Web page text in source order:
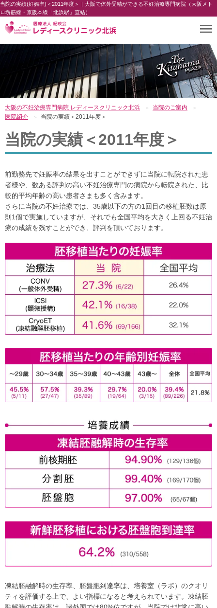
当院の実績(妊娠率)＜2011年度＞｜大阪で体外受精ができる不妊治療専門病院（大阪メト
ロ堺筋線・京阪本線「北浜駅」直結）
大阪の不妊治療専門病院 レディースクリニック北浜
当院のご案内
医院紹介
当院の実績＜2011年度＞
当院の実績＜2011年度＞
前勤務先で妊娠率の結果を出すことができずに当院に転院された患
者様や、数ある評判の高い不妊治療専門の病院から転院された、比
較的平均年齢の高い患者さまも多く含みます。
さらに当院の不妊治療では、35歳以下の方の1回目の移植胚数は原
則1個で実施していますが、それでも全国平均を大きく上回る不妊治
療の成績を残すことができ、評判を頂いております。
凍結胚融解時の生存率、胚盤胞到達率は、培養室（ラボ）のクオリ
ティを評価する上で、よい指標になると考えられています。凍結胚